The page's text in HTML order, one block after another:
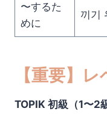
〜するた
めに
끼기
【重要】
TOPIK 初級（1〜2